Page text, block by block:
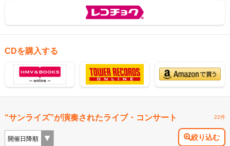
CDを購入する
“サンライズ”が演奏されたライブ・コンサート 22件
絞り込む